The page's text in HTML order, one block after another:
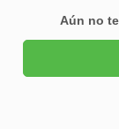
Aún no